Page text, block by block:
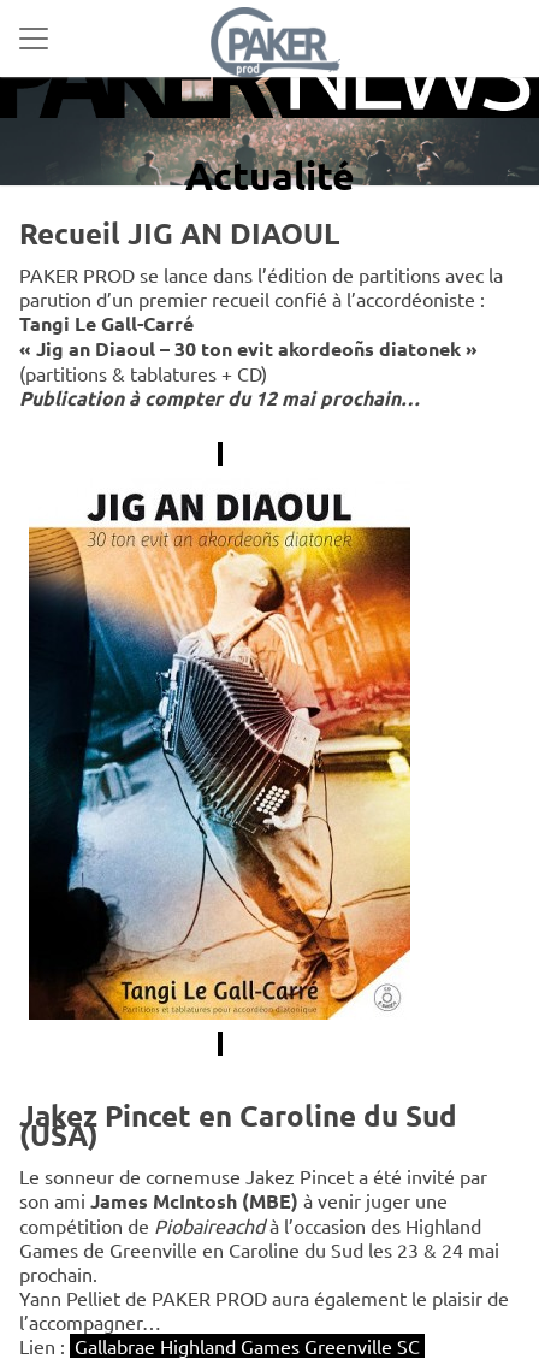
Actualité
Recueil JIG AN DIAOUL
PAKER PROD se lance dans l’édition de partitions avec la
parution d’un premier recueil confié à l’accordéoniste :
Tangi Le Gall-Carré
« Jig an Diaoul – 30 ton evit akordeoñs diatonek »
(partitions & tablatures + CD)
Publication à compter du 12 mai prochain…
Jakez Pincet en Caroline du Sud
(USA)
Le sonneur de cornemuse Jakez Pincet a été invité par
son ami James McIntosh (MBE) à venir juger une
compétition de Piobaireachdà l’occasion des Highland
Games de Greenville en Caroline du Sud les 23 & 24 mai
prochain.
Yann Pelliet de PAKER PROD aura également le plaisir de
l’accompagner…
Lien : Gallabrae Highland Games Greenville SC